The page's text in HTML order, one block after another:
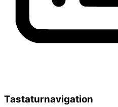
Tastaturnavigation